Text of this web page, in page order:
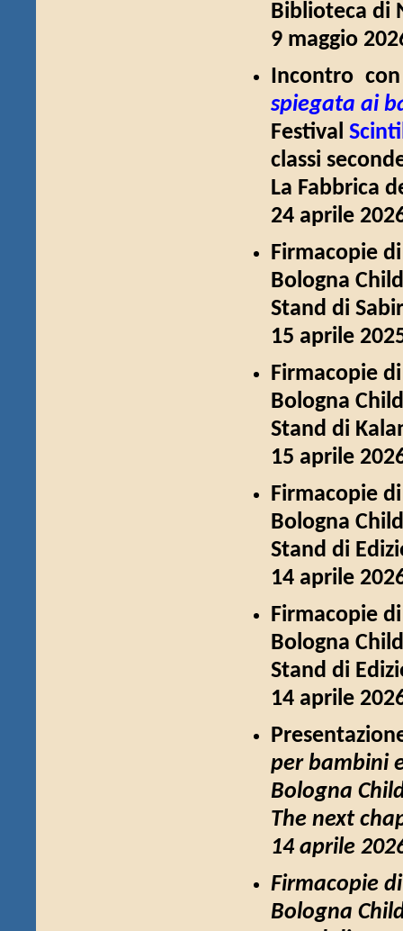
Biblioteca di
9 maggio
Incontro
spiegata ai
Festival
classi
La Fabbrica
24 aprile
Firmacopie
Bologna
Stand di
15 aprile
Firmacopie
Bologna
Stand di
15 aprile
Firmacopie
Bologna
Stand di
14 aprile
Firmacopie
Bologna
Stand di
14 aprile
per bambini
Bologna
The next
14 aprile
Firmacopie
Bologna